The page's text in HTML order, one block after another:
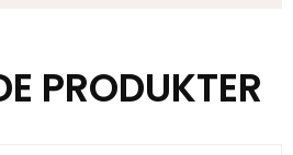
PRODUKTER